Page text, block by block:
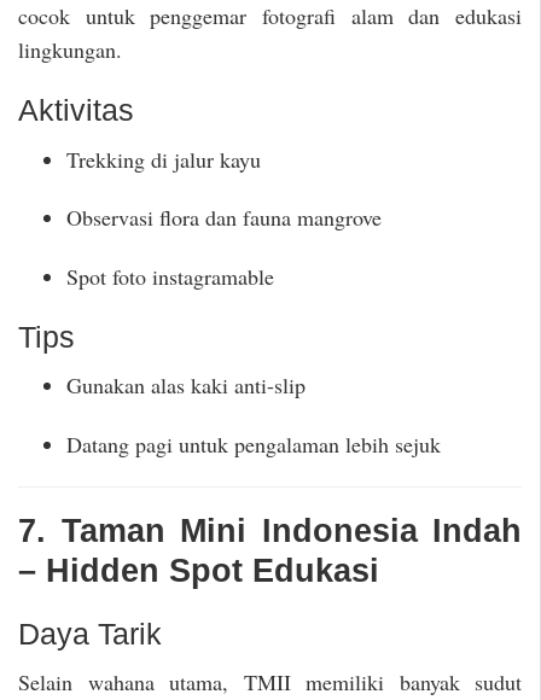
cocok untuk penggemar fotografi alam dan edukasi
lingkungan.
Aktivitas
Trekking di jalur kayu
Observasi flora dan fauna mangrove
Spot foto instagramable
Tips
Gunakan alas kaki anti-slip
Datang pagi untuk pengalaman lebih sejuk
7. Taman Mini Indonesia Indah
– Hidden Spot Edukasi
Daya Tarik
Selain wahana utama, TMII memiliki banyak sudut